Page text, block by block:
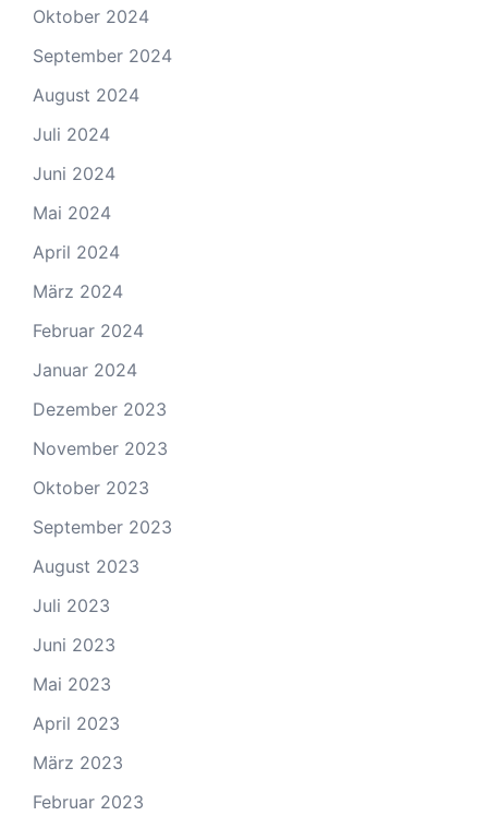
Oktober 2024
September 2024
August 2024
Juli 2024
Juni 2024
Mai 2024
April 2024
März 2024
Februar 2024
Januar 2024
Dezember 2023
November 2023
Oktober 2023
September 2023
August 2023
Juli 2023
Juni 2023
Mai 2023
April 2023
März 2023
Februar 2023